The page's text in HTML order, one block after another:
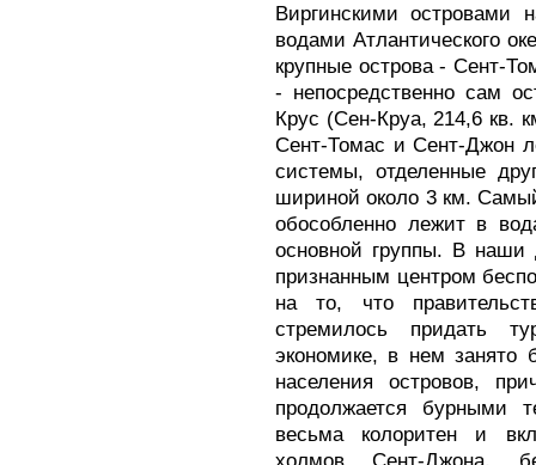
Виргинскими островами
водами Атлантического
крупные острова - Сент-
- непосредственно сам
Крус (Сен-Круа, 214,6 кв.
Сент-Томас и Сент-Джон
системы, отделенные
шириной около 3 км.
обособленно лежит в
основной группы. В наши
признанным центром
на то, что
стремилось придать
экономике, в нем занято
населения островов,
продолжается бурными
весьма колоритен и
холмов Сент-Джона,